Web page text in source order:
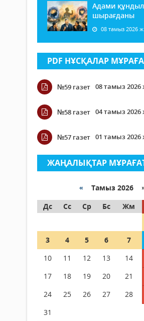
Адами
шырағданы
08 тамыз 2026 ж.
PDF НҰСҚАЛАР
№59 газет 08 тамыз 2026
№58 газет 04 тамыз 2026
№57 газет 01 тамыз 2026
ЖАҢАЛЫҚТАР
« Тамыз 2026
Дс
Сс Ср Бс Жм
3
4 5 6 7
10
11 12 13 14
17
18 19 20 21
24
25 26 27 28
31